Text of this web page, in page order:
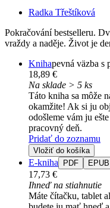
Radka Třeštíková
Pokračování bestselleru.
vraždy a naděje. Život je
Knihapevná väzba s
18,89 €
Na sklade > 5 ks
Táto kniha sa môže
okamžite! Ak si ju
odošleme vám ju
pracovný deň.
Pridať do zoznamu
Vložiť do košíka
E-kniha PDF EPUB
17,73 €
Ihneď na stiahnutie
Máte čítačku, tablet